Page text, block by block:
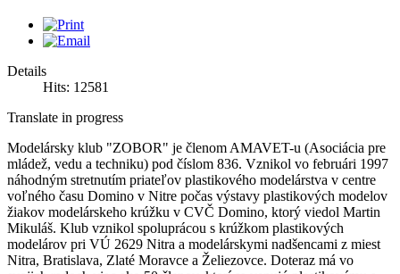
Details
Hits: 12581
Translate in progress
Modelársky klub "ZOBOR" je členom AMAVET-u (Asociácia pre
mládež, vedu a techniku) pod číslom 836. Vznikol vo februári 1997
náhodným stretnutím priateľov plastikového modelárstva v centre
voľného času Domino v Nitre počas výstavy plastikových modelov
žiakov modelárskeho krúžku v CVČ Domino, ktorý viedol Martin
Mikuláš. Klub vznikol spoluprácou s krúžkom plastikových
modelárov pri VÚ 2629 Nitra a modelárskymi nadšencami z miest
Nitra, Bratislava, Zlaté Moravce a Želiezovce. Doteraz má vo